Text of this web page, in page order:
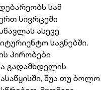
სამ
სივრცეში
ასევე
საგნებში.
პირობები
გადამხდელის
შუა თუ ბოლო